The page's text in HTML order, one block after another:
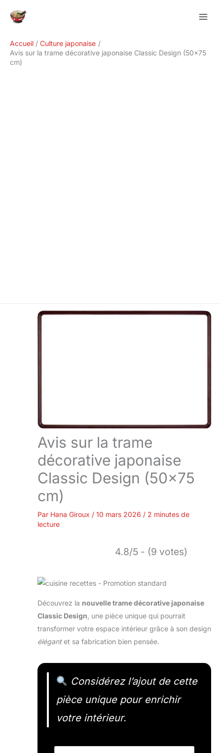
Accueil
Culture japonaise
Avis sur la trame décorative japonaise Classic Design (50×75
cm)
Avis sur la trame
décorative japonaise
Classic Design (50×75
cm)
Par Hana Giroux / 10 mars 2026 / 2 minutes de
lecture
4.8/5 - (9 votes)
Découvrez la nouvelle trame décorative japonaise
Classic Design , une pièce unique qui pourrait
transformer votre espace intérieur grâce à son design
élégantet sa fabrication bien pensée.
Considérez l’ajout de cette
pièce unique pour enrichir
votre intérieur.